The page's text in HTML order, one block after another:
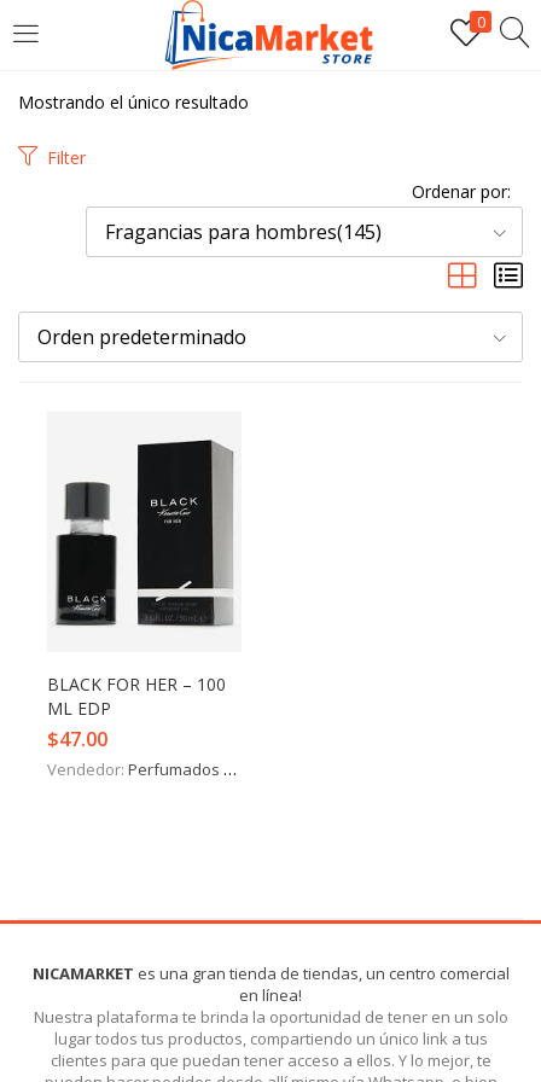
0
INICIAR SESIÓN
Introduzca su nombre de usuario y contraseña para iniciar
Por favor, introduce una respuesta en dígitos:
Recordarme
Olvidó la contraseña?
Mostrando el único resultado
Filter
Ordenar por:
Fragancias para hombres(145)
Orden predeterminado
BLACK FOR HER – 100
ML EDP
$47.00
Vendedor: Perfumados y más
NICAMARKET es una gran tienda de tiendas, un centro comercial
en línea!
Nuestra plataforma te brinda la oportunidad de tener en un solo
lugar todos tus productos, compartiendo un único link a tus
clientes para que puedan tener acceso a ellos. Y lo mejor, te